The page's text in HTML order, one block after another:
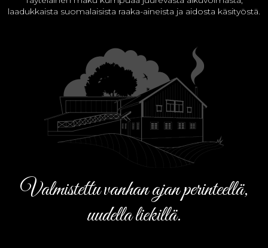
laadukkaista suomalaisista raaka-aineista ja aidosta käsityöstä.
Valmistettu vanhan ajan perinteellä,
uudella liekillä.